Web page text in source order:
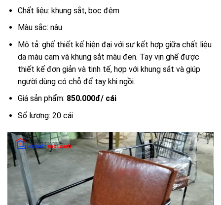
Chất liệu: khung sắt, bọc đệm
Màu sắc: nâu
Mô tả: ghế thiết kế hiện đại với sự kết hợp giữa chất liệu
da màu cam và khung sắt màu đen. Tay vịn ghế được
thiết kế đơn giản và tinh tế, hợp với khung sắt và giúp
người dùng có chỗ để tay khi ngồi.
Giá sản phẩm: 850.000đ/ cái
Số lượng: 20 cái